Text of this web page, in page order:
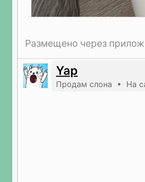
Размещено через
Yap
Продам слона • На